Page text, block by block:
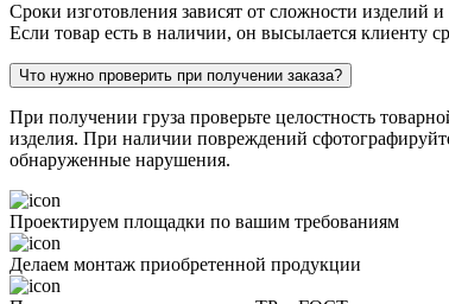
Сроки изготовления зависят от сложности изделий
Если товар есть в наличии, он высылается клиенту
Что нужно проверить при получении заказа?
При получении груза проверьте целостность
изделия. При наличии повреждений
обнаруженные нарушения.
Проектируем площадки по вашим требованиям
Делаем монтаж приобретенной продукции